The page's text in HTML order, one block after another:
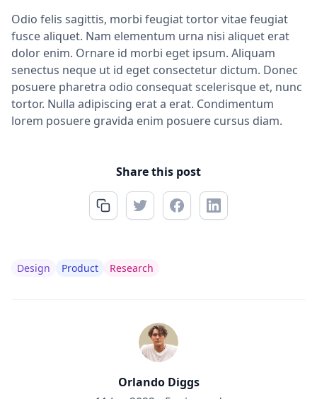
Odio felis sagittis, morbi feugiat tortor vitae feugiat
fusce aliquet. Nam elementum urna nisi aliquet erat
dolor enim. Ornare id morbi eget ipsum. Aliquam
senectus neque ut id eget consectetur dictum. Donec
posuere pharetra odio consequat scelerisque et, nunc
tortor. Nulla adipiscing erat a erat. Condimentum
lorem posuere gravida enim posuere cursus diam.
Share this post
Design Product Research
Orlando Diggs